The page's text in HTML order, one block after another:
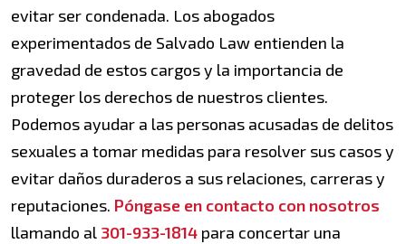
evitar ser condenada. Los abogados
experimentados de Salvado Law entienden la
gravedad de estos cargos y la importancia de
proteger los derechos de nuestros clientes.
Podemos ayudar a las personas acusadas de delitos
sexuales a tomar medidas para resolver sus casos y
evitar daños duraderos a sus relaciones, carreras y
reputaciones. Póngase en contacto con nosotros
llamando al 301-933-1814 para concertar una